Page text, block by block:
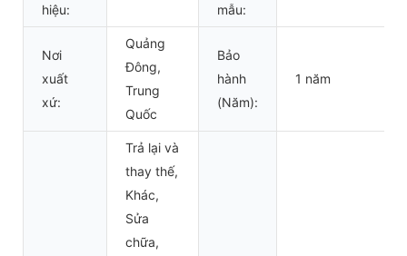
hiệu:
mẫu:
Nơi
xuất
xứ:
Quảng
Đông,
Trung
Quốc
Bảo
hành
(Năm):
1 năm
Trả lại và
thay thế,
Khác,
Sửa
chữa,